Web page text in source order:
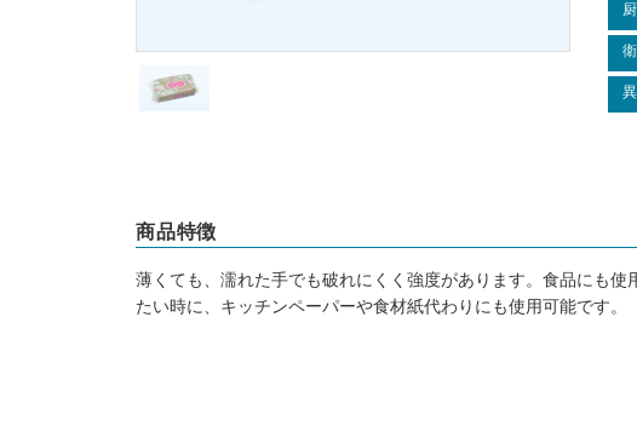
商品特徴
薄くても、濡れた手でも破れにくく強度があります。食品にも
たい時に、キッチンペーパーや食材紙代わりにも使用可能です。